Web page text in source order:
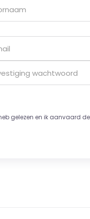
gelezen en ik aanvaard de